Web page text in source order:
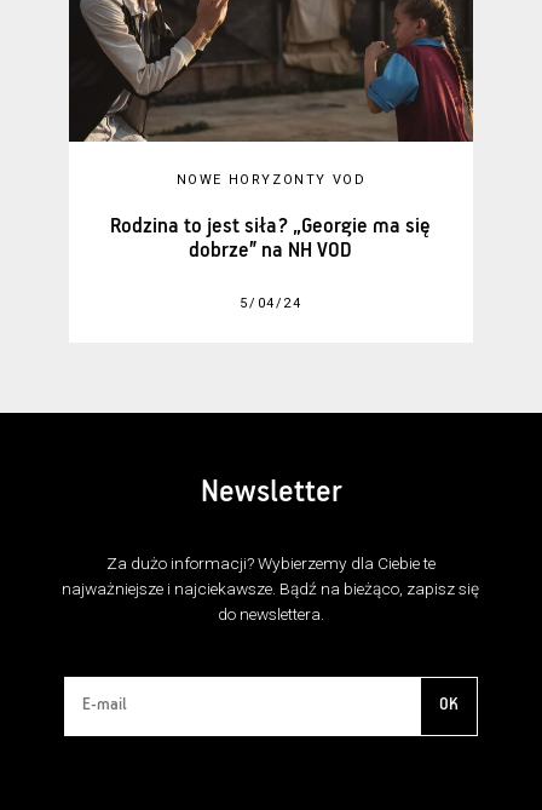
NOWE HORYZONTY VOD
Rodzina to jest siła? „Georgie ma się
dobrze” na NH VOD
5/04/24
Newsletter
Za dużo informacji? Wybierzemy dla Ciebie te
najważniejsze i najciekawsze. Bądź na bieżąco, zapisz się
do newslettera.
OK